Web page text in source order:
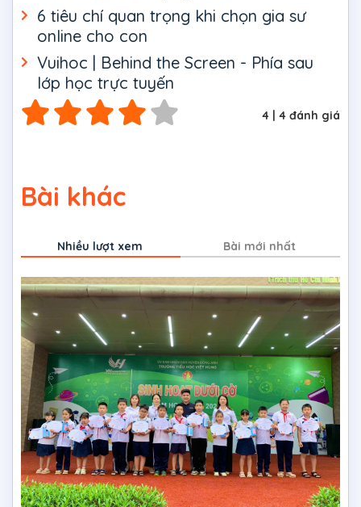
6 tiêu chí quan trọng khi chọn gia sư
online cho con
Vuihoc | Behind the Screen - Phía sau
lớp học trực tuyến
4 | 4 đánh giá
Bài khác
Nhiều lượt xem Bài mới nhất